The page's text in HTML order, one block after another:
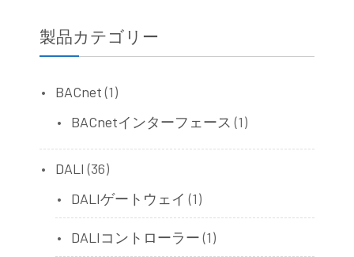
製品カテゴリー
BACnet (1)
BACnetインターフェース (1)
DALI (36)
DALIゲートウェイ (1)
DALIコントローラー (1)